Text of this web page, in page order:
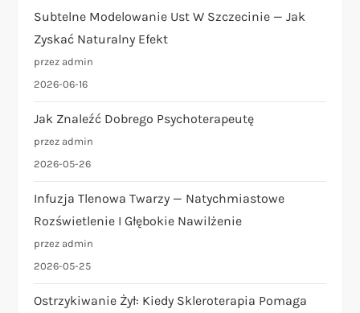
Subtelne Modelowanie Ust W Szczecinie — Jak
Zyskać Naturalny Efekt
przez admin
2026-06-16
Jak Znaleźć Dobrego Psychoterapeutę
przez admin
2026-05-26
Infuzja Tlenowa Twarzy — Natychmiastowe
Rozświetlenie I Głębokie Nawilżenie
przez admin
2026-05-25
Ostrzykiwanie Żył: Kiedy Skleroterapia Pomaga